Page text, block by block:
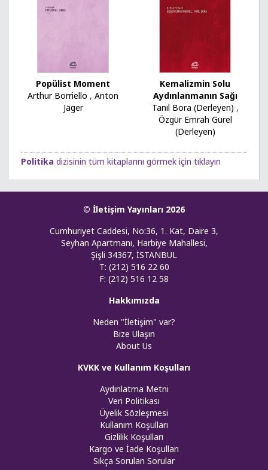
Popülist Moment
Arthur Borriello , Anton
Jäger
Kemalizmin Solu
Aydınlanmanın Sağı
Tanıl Bora (Derleyen) ,
Özgür Emrah Gürel
(Derleyen)
Politika dizisinin tüm kitaplarını görmek için tıklayın
© İletişim Yayınları 2026
Cumhuriyet Caddesi, No:36, 1. Kat, Daire 3,
Seyhan Apartmanı, Harbiye Mahallesi,
Şişli 34367, İSTANBUL
T: (212) 516 22 60
F: (212) 516 12 58
Hakkımızda
Neden "İletişim" var?
Bize Ulaşın
About Us
KVKK ve Kullanım Koşulları
Aydınlatma Metni
Veri Politikası
Üyelik Sözleşmesi
Kullanım Koşulları
Gizlilik Koşulları
Kargo ve İade Koşulları
Sıkça Sorulan Sorular